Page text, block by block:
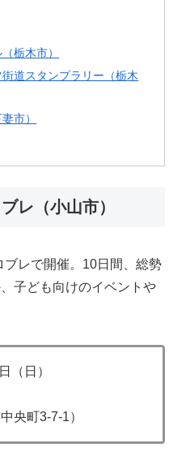
栃木市）
道スタンプラリー（栃木
市）
レ（小山市）
レで開催。10日間、総勢
子ども向けのイベントや
（日）
央町3-7-1）